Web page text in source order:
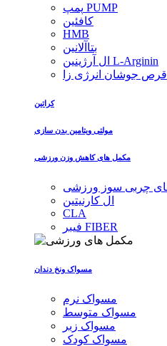
پمپ PUMP
کافئین
HMB
بتاآلانین
ال آرژینین L-Arginin
قرص جوشان انرژی زا
کراتین
مولتی ویتامین بدن سازی
مکمل های کاهش وزن ورزشی
ال کارنیتین
CLA
فیبر FIBER
مسواک ونخ دندان
مسواک نرم
مسواک متوسط
مسواک زبر
مسواک کودک